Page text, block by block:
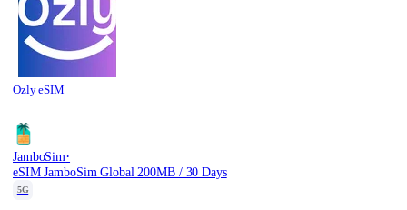
Ozly eSIM
JamboSim·
eSIM JamboSim Global 200MB / 30 Days
5G